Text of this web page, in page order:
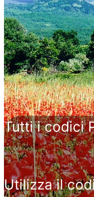
Tutti i codici
Utilizza il